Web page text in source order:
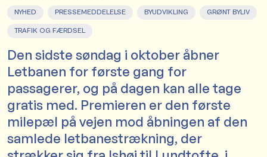
NYHED PRESSEMEDDELELSE BYUDVIKLING GRØNT BYLIV
TRAFIK OG FÆRDSEL
Den sidste søndag i oktober åbner
Letbanen for første gang for
passagerer, og på dagen kan alle tage
gratis med. Premieren er den første
milepæl på vejen mod åbningen af den
samlede letbanestrækning, der